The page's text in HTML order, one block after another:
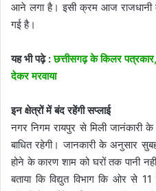
आने लगा है। इसी क्रम आज राजधानी
गई है।
यह भी पढ़े :छत्तीसगढ़ के किलर
देकर मरवाया
इन क्षेत्रों में बंद रहेंगी सप्लाई
नगर निगम रायपुर से मिली जानंकारी
बाधित रहेगी। जानकारी के अनुसार
होने के कारण शाम को घरों तक पानी
बताया कि विद्युत विभाग कि ओर से